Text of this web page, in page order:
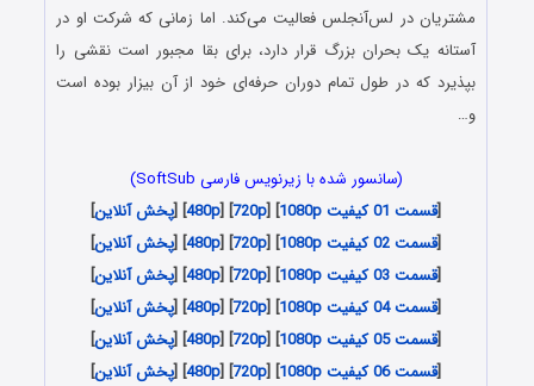
مشتریان در لس‌آنجلس فعالیت می‌کند. اما زمانی که شرکت او در
آستانه یک بحران بزرگ قرار دارد، برای بقا مجبور است نقشی را
بپذیرد که در طول تمام دوران حرفه‌ای خود از آن بیزار بوده است
و…
(سانسور شده با زیرنویس فارسی SoftSub)
[قسمت 01 کیفیت 1080p ] [
720p
] [
480p
] [پخش آنلاین]
[قسمت 02 کیفیت 1080p ] [
720p
] [
480p
] [پخش آنلاین]
[قسمت 03 کیفیت 1080p ] [
720p
] [
480p
] [پخش آنلاین]
[قسمت 04 کیفیت 1080p ] [
720p
] [
480p
] [پخش آنلاین]
[قسمت 05 کیفیت 1080p ] [
720p
] [
480p
] [پخش آنلاین]
[قسمت 06 کیفیت 1080p ] [
720p
] [
480p
] [پخش آنلاین]